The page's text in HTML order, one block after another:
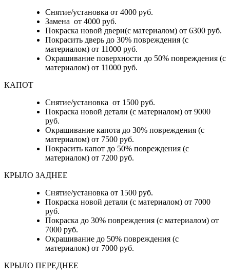
Снятие/установка от 4000 руб.
Замена от 4000 руб.
Покраска новой двери(с материалом) от 6300 руб.
Покрасить дверь до 30% повреждения (с
материалом) от 11000 руб.
Окрашивание поверхности до 50% повреждения (с
материалом) от 11000 руб.
КАПОТ
Снятие/установка от 1500 руб.
Покраска новой детали (с материалом) от 9000
руб.
Окрашивание капота до 30% повреждения (с
материалом) от 7500 руб.
Покрасить капот до 50% повреждения (с
материалом) от 7200 руб.
КРЫЛО ЗАДНЕЕ
Снятие/установка от 1500 руб.
Покраска новой детали (с материалом) от 7000
руб.
Покраска до 30% повреждения (с материалом) от
7000 руб.
Окрашивание до 50% повреждения (с
материалом) от 7000 руб.
КРЫЛО ПЕРЕДНЕЕ